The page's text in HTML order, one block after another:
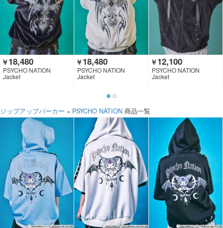
￥18,480
PSYCHO NATION
Jacket
￥18,480
PSYCHO NATION
Jacket
￥12,100
PSYCHO NATION
Jacket
ジップアップパーカー × PSYCHO NATION 商品一覧